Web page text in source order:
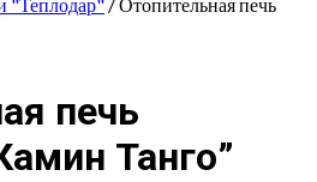
печь
Танго”